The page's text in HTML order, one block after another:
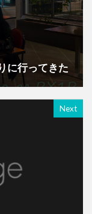
に行ってきた
Next